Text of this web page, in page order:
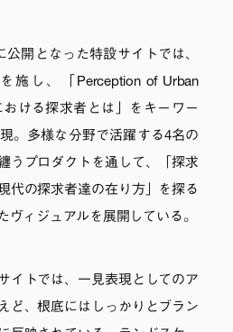
公開となった特設サイトでは、
施し、「Perception of Urban
おける探求者とは」をキーワー
。多様な分野で活躍する4名の
うプロダクトを通して、「探求
代の探求者達の在り方」を探る
ヴィジュアルを展開している。
イトでは、一見表現としてのア
ど、根底にはしっかりとブラン